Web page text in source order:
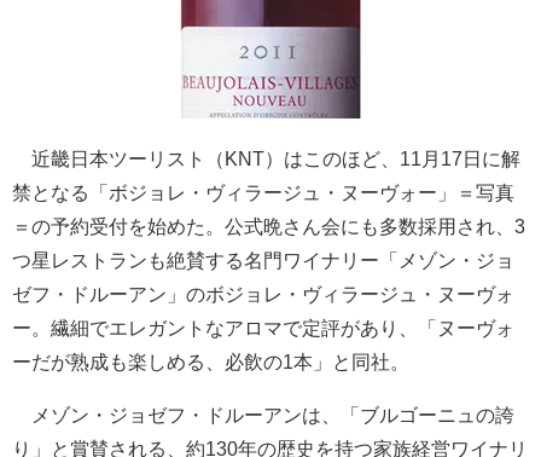
近畿日本ツーリスト（KNT）はこのほど、11月17日に解
禁となる「ボジョレ・ヴィラージュ・ヌーヴォー」＝写真
＝の予約受付を始めた。公式晩さん会にも多数採用され、3
つ星レストランも絶賛する名門ワイナリー「メゾン・ジョ
ゼフ・ドルーアン」のボジョレ・ヴィラージュ・ヌーヴォ
ー。繊細でエレガントなアロマで定評があり、「ヌーヴォ
ーだが熟成も楽しめる、必飲の1本」と同社。
メゾン・ジョゼフ・ドルーアンは、「ブルゴーニュの誇
り」と賞賛される、約130年の歴史を持つ家族経営ワイナリ